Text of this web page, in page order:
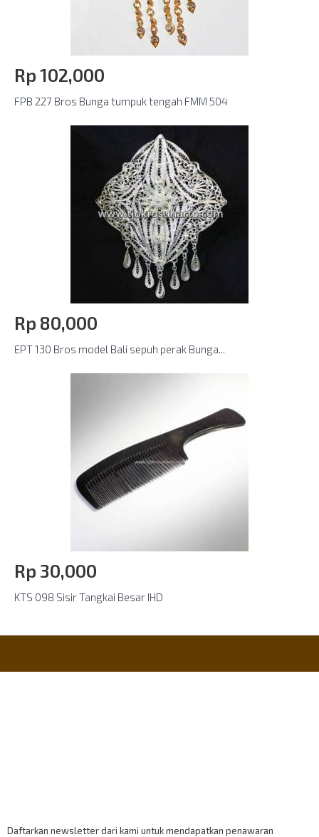
Rp‎ 102,000
FPB 227 Bros Bunga tumpuk tengah FMM 504
Rp‎ 80,000
EPT 130 Bros model Bali sepuh perak Bunga...
Rp‎ 30,000
KTS 098 Sisir Tangkai Besar IHD
Daftarkan newsletter dari kami untuk mendapatkan penawaran